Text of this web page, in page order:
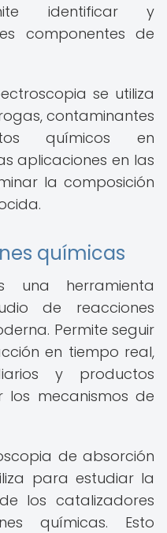
identificar y
componentes de
se utiliza
contaminantes
químicos en
aplicaciones en las
la composición
químicas
una herramienta
de reacciones
Permite seguir
en tiempo real,
y productos
los mecanismos de
de absorción
para estudiar la
los catalizadores
químicas. Esto